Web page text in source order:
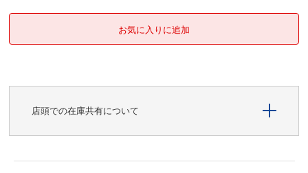
店頭での在庫共有について